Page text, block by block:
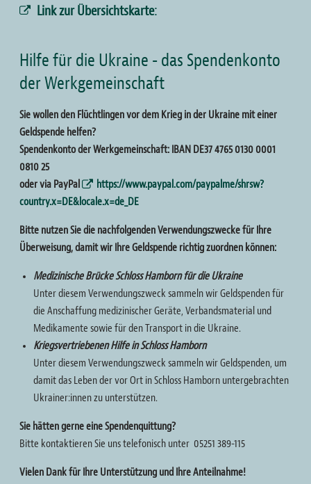
Link zur Übersichtskarte:
Hilfe für die Ukraine - das Spendenkonto
der Werkgemeinschaft
Sie wollen den Flüchtlingen vor dem Krieg in der Ukraine mit einer
Geldspende helfen?
Spendenkonto der Werkgemeinschaft: IBAN DE37 4765 0130 0001
0810 25
oder via PayPal
https://www.paypal.com/paypalme/shrsw?
country.x=DE&locale.x=de_DE
Bitte nutzen Sie die nachfolgenden Verwendungszwecke für Ihre
Überweisung, damit wir Ihre Geldspende richtig zuordnen können:
Medizinische Brücke Schloss Hamborn für die Ukraine
Unter diesem Verwendungszweck sammeln wir Geldspenden für
die Anschaffung medizinischer Geräte, Verbandsmaterial und
Medikamente sowie für den Transport in die Ukraine.
Kriegsvertriebenen Hilfe in Schloss Hamborn
Unter diesem Verwendungszweck sammeln wir Geldspenden, um
damit das Leben der vor Ort in Schloss Hamborn untergebrachten
Ukrainer:innen zu unterstützen.
Sie hätten gerne eine Spendenquittung?
Bitte kontaktieren Sie uns telefonisch unter 05251 389-115
Vielen Dank für Ihre Unterstützung und Ihre Anteilnahme!